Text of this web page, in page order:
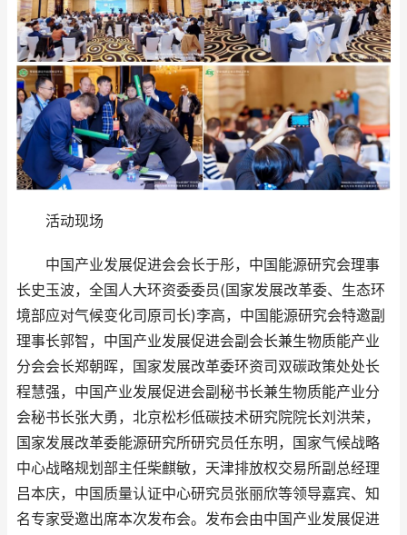
活动现场
中国产业发展促进会会长于彤，中国能源研究会理事
长史玉波，全国人大环资委委员(国家发展改革委、生态环
境部应对气候变化司原司长)李高，中国能源研究会特邀副
理事长郭智，中国产业发展促进会副会长兼生物质能产业
分会会长郑朝晖，国家发展改革委环资司双碳政策处处长
程慧强，中国产业发展促进会副秘书长兼生物质能产业分
会秘书长张大勇，北京松杉低碳技术研究院院长刘洪荣，
国家发展改革委能源研究所研究员任东明，国家气候战略
中心战略规划部主任柴麒敏，天津排放权交易所副总经理
吕本庆，中国质量认证中心研究员张丽欣等领导嘉宾、知
名专家受邀出席本次发布会。发布会由中国产业发展促进